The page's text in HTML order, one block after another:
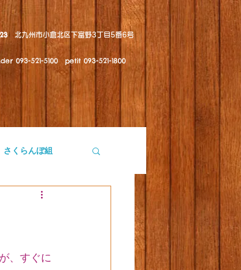
北九州市小倉北区下富野3丁目5番6号
093-521-5100 petit 093-521-1800
さくらんぼ組
、すぐに